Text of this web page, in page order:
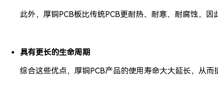
此外，厚铜PCB板比传统PCB更耐热、耐寒、耐腐蚀，
具有更长的生命周期
综合这些优点，厚铜PCB产品的使用寿命大大延长，从